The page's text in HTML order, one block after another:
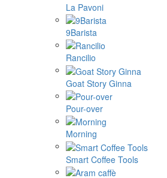
La Pavoni
9Barista
Rancilio
Goat Story Ginna
Pour-over
Morning
Smart Coffee Tools